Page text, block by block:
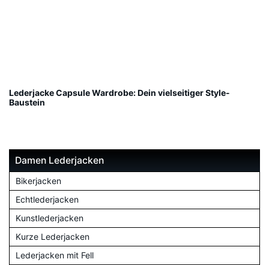
Lederjacke Capsule Wardrobe: Dein vielseitiger Style-
Baustein
Damen Lederjacken
Bikerjacken
Echtlederjacken
Kunstlederjacken
Kurze Lederjacken
Lederjacken mit Fell